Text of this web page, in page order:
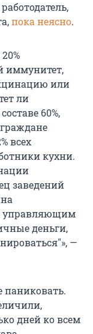
пока неясно.
иммунитет,
или
ли
60%,
всех
кухни.
заведений
управляющим
деньги,
—
дней ко всем